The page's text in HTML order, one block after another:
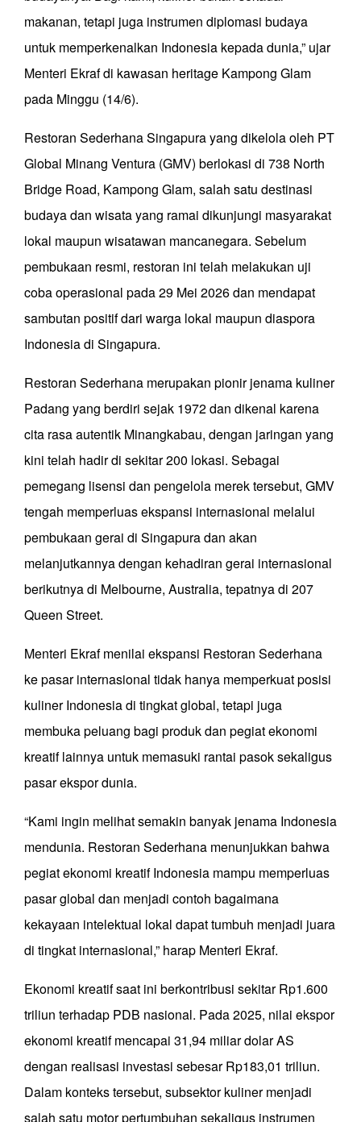
makanan, tetapi juga instrumen diplomasi budaya
untuk memperkenalkan Indonesia kepada dunia,” ujar
Menteri Ekraf di kawasan heritage Kampong Glam
pada Minggu (14/6).
Restoran Sederhana Singapura yang dikelola oleh PT
Global Minang Ventura (GMV) berlokasi di 738 North
Bridge Road, Kampong Glam, salah satu destinasi
budaya dan wisata yang ramai dikunjungi masyarakat
lokal maupun wisatawan mancanegara. Sebelum
pembukaan resmi, restoran ini telah melakukan uji
coba operasional pada 29 Mei 2026 dan mendapat
sambutan positif dari warga lokal maupun diaspora
Indonesia di Singapura.
Restoran Sederhana merupakan pionir jenama kuliner
Padang yang berdiri sejak 1972 dan dikenal karena
cita rasa autentik Minangkabau, dengan jaringan yang
kini telah hadir di sekitar 200 lokasi. Sebagai
pemegang lisensi dan pengelola merek tersebut, GMV
tengah memperluas ekspansi internasional melalui
pembukaan gerai di Singapura dan akan
melanjutkannya dengan kehadiran gerai internasional
berikutnya di Melbourne, Australia, tepatnya di 207
Queen Street.
Menteri Ekraf menilai ekspansi Restoran Sederhana
ke pasar internasional tidak hanya memperkuat posisi
kuliner Indonesia di tingkat global, tetapi juga
membuka peluang bagi produk dan pegiat ekonomi
kreatif lainnya untuk memasuki rantai pasok sekaligus
pasar ekspor dunia.
“Kami ingin melihat semakin banyak jenama Indonesia
mendunia. Restoran Sederhana menunjukkan bahwa
pegiat ekonomi kreatif Indonesia mampu memperluas
pasar global dan menjadi contoh bagaimana
kekayaan intelektual lokal dapat tumbuh menjadi juara
di tingkat internasional,” harap Menteri Ekraf.
Ekonomi kreatif saat ini berkontribusi sekitar Rp1.600
triliun terhadap PDB nasional. Pada 2025, nilai ekspor
ekonomi kreatif mencapai 31,94 miliar dolar AS
dengan realisasi investasi sebesar Rp183,01 triliun.
Dalam konteks tersebut, subsektor kuliner menjadi
salah satu motor pertumbuhan sekaligus instrumen